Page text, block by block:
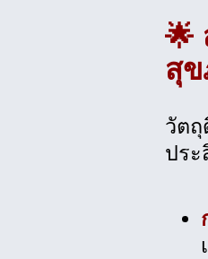
🌟
สุ
วัต
ปร